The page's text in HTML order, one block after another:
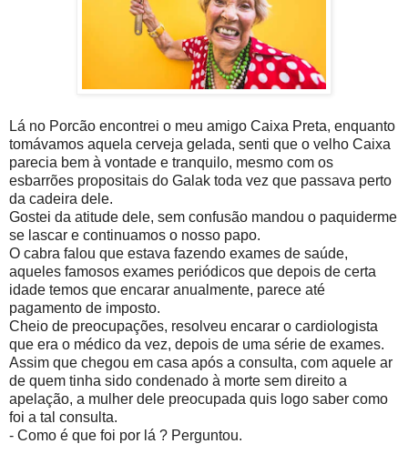
Lá no Porcão encontrei o meu amigo Caixa Preta, enquanto
tomávamos aquela cerveja gelada, senti que o velho Caixa
parecia bem à vontade e tranquilo, mesmo com os
esbarrões propositais do Galak toda vez que passava perto
da cadeira dele.
Gostei da atitude dele, sem confusão mandou o paquiderme
se lascar e continuamos o nosso papo.
O cabra falou que estava fazendo exames de saúde,
aqueles famosos exames periódicos que depois de certa
idade temos que encarar anualmente, parece até
pagamento de imposto.
Cheio de preocupações, resolveu encarar o cardiologista
que era o médico da vez, depois de uma série de exames.
Assim que chegou em casa após a consulta, com aquele ar
de quem tinha sido condenado à morte sem direito a
apelação, a mulher dele preocupada quis logo saber como
foi a tal consulta.
- Como é que foi por lá ? Perguntou.